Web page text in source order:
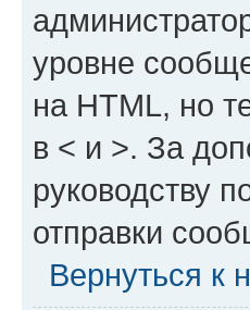
уровне
на HTML, но
в < и >. За
руководству
отправки
Вернуться к